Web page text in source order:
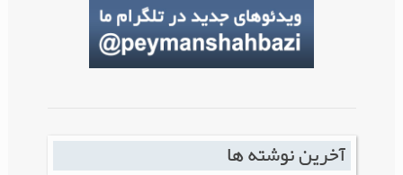
آخرین نوشته ها